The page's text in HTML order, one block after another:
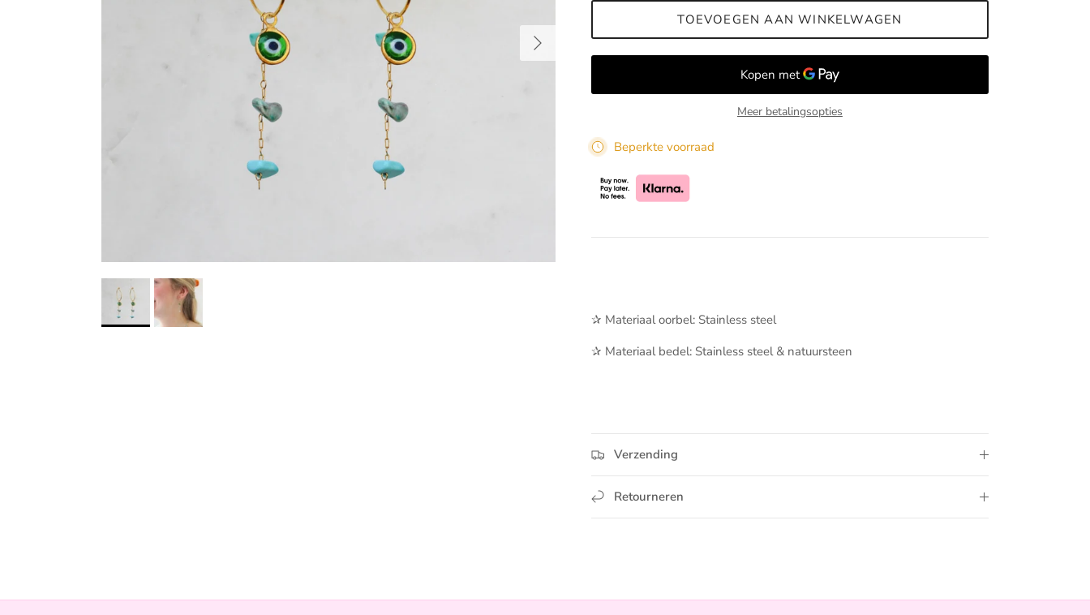
Volgende
TOEVOEGEN AAN WINKELWAGEN
Meer betalingsopties
Beperkte voorraad
✰ Materiaal oorbel: Stainless steel
✰ Materiaal bedel: Stainless steel & natuursteen
Verzending
Retourneren